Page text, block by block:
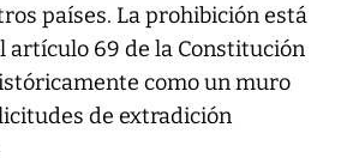
países. La prohibición está
artículo 69 de la Constitución
como un muro
de extradición